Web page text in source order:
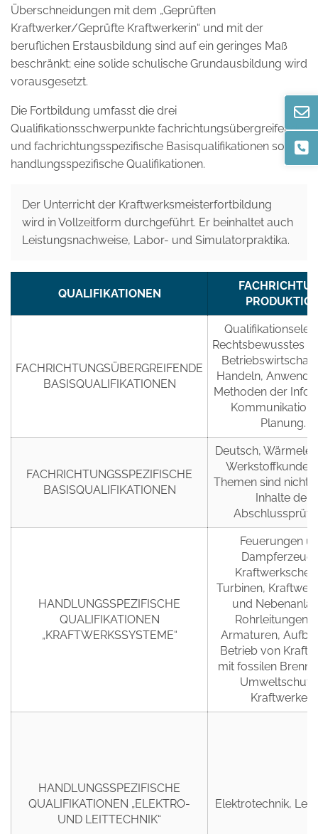
Überschneidungen mit dem „Geprüften
Kraftwerker/Geprüfte Kraftwerkerin“ und mit der
beruflichen Erstausbildung sind auf ein geringes Maß
beschränkt; eine solide schulische Grundausbildung wird
vorausgesetzt.
Die Fortbildung umfasst die drei
Qualifikationsschwerpunkte fachrichtungsübergreifende
und fachrichtungsspezifische Basisqualifikationen sowie
handlungsspezifische Qualifikationen.
Der Unterricht der Kraftwerksmeisterfortbildung
wird in Vollzeitform durchgeführt. Er beinhaltet auch
Leistungsnachweise, Labor- und Simulatorpraktika.
QUALIFIKATIONEN
FACHRICHTUNGSÜBERGREIFENDE
BASISQUALIFIKATIONEN
Rechtsbewusstes
Handeln,
Methoden der
Kommunikation
Planung.
FACHRICHTUNGSSPEZIFISCHE
BASISQUALIFIKATIONEN
Deutsch,
Werkstoffkunde;
Themen sind nicht
Inhalte der
HANDLUNGSSPEZIFISCHE
QUALIFIKATIONEN
„KRAFTWERKSSYSTEME“
Feuerungen
Turbinen,
und
Rohrleitungen
Armaturen,
Betrieb von
mit fossilen
Umweltschutz
Kraftwerken.
HANDLUNGSSPEZIFISCHE
QUALIFIKATIONEN „ELEKTRO-
UND LEITTECHNIK“
Elektrotechnik,